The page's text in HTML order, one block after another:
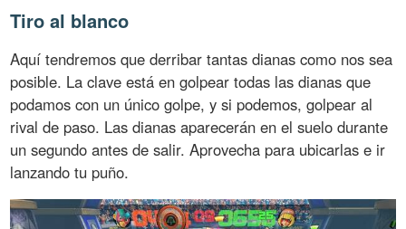
Tiro al blanco
Aquí tendremos que derribar tantas dianas como nos sea
posible. La clave está en golpear todas las dianas que
podamos con un único golpe, y si podemos, golpear al
rival de paso. Las dianas aparecerán en el suelo durante
un segundo antes de salir. Aprovecha para ubicarlas e ir
lanzando tu puño.